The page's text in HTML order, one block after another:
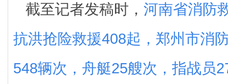
截至记者发稿时， 河南省消防
抗洪抢险救援408起，郑州市消
548辆次，舟艇25艘次，指战员